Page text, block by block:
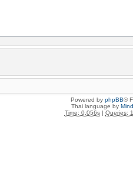
Powered by phpBB®
Thai language by
Time: 0.056s| Queries: